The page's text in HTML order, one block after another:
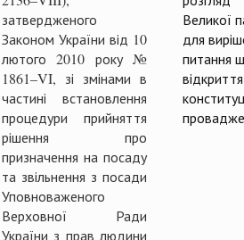
затвердженого
Законом України від 10
лютого 2010 року №
1861–VI, зі змінами в
частині встановлення
процедури прийняття
рішення про
призначення на посаду
та звільнення з посади
Уповноваженого
Верховної Ради
України з прав людини
Великої
для
питання
відкриття